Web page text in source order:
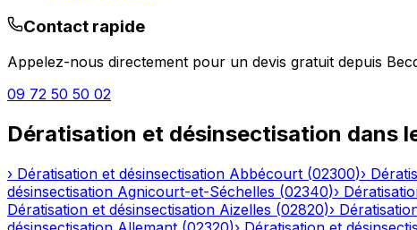
Contact rapide
Appelez-nous directement pour un devis gratuit depuis
09 72 50 50 02
Dératisation et désinsectisation dans
› Dératisation et désinsectisation Abbécourt (02300)›
désinsectisation Agnicourt-et-Séchelles (02340)›
Dératisation et désinsectisation Aizelles (02820)›